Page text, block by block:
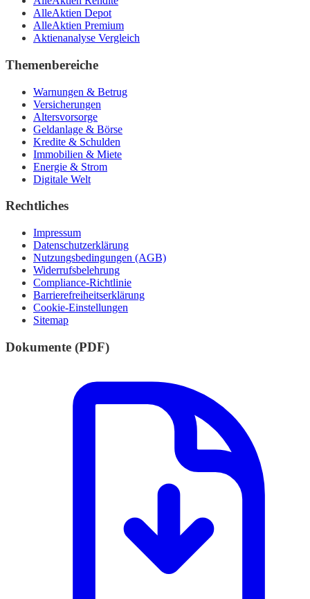
AlleAktien Depot
AlleAktien Premium
Aktienanalyse Vergleich
Themenbereiche
Warnungen & Betrug
Versicherungen
Altersvorsorge
Geldanlage & Börse
Kredite & Schulden
Immobilien & Miete
Energie & Strom
Digitale Welt
Rechtliches
Impressum
Datenschutzerklärung
Nutzungsbedingungen (AGB)
Widerrufsbelehrung
Compliance-Richtlinie
Barrierefreiheitserklärung
Cookie-Einstellungen
Sitemap
Dokumente (PDF)